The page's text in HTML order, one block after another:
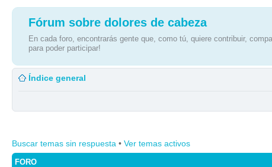
Fórum sobre dolores de cabeza
En cada foro, encontrarás gente que, como tú, quiere contribuir,
para poder participar!
Índice general
Buscar temas sin respuesta • Ver temas activos
FORO